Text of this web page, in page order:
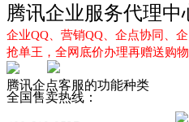
腾讯企业服务代理中
企业QQ、营销QQ、企点协同、
抢单王，全网底价办理再赠送购物
全国售卖热线：
腾讯企点客服的功能种类